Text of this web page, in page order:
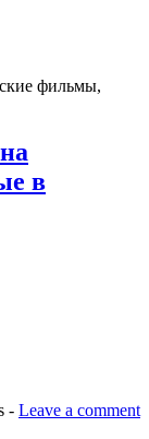
фильмы,
в
- Leave a comment